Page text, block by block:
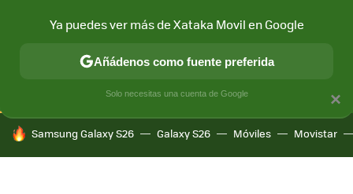
CONECTIVIDAD MÓVIL Y SOCIEDAD APLICACIONES
HOY SE HABLA DE
Samsung Galaxy S26 Galaxy S26 Móviles Movistar
×
Ya puedes ver más de Xataka Movil en Google
Añádenos como fuente preferida
Solo necesitas una cuenta de Google